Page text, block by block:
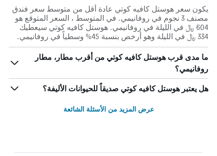
يكون سعر هوستل كافيه كوتي عادة أقل من متوسط ​​سعر فندق
مصنف 3 نجوم في روفانيمي. في المتوسط ، السعر المتوقع هو
604 ﷼ في الليلة في روفانيمي. هوستل كافيه كوتي سيعطيك
334 ﷼ في الليلة وهو أرخص بنسبة 45% وسطياً في روفانيمي.
ما مدى قرب هوستل كافيه كوتي من أقرب مطار، مطار
روفانيمي؟
هل يعتبر هوستل كافيه كوتي صديقاً للحيوانات الأليفة؟
عرض المزيد من الأسئلة الشائعة